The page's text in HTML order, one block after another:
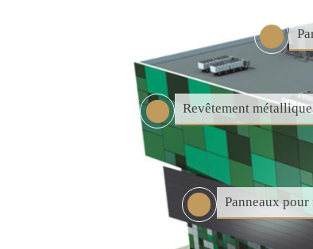
Panneaux pour
Revêtement